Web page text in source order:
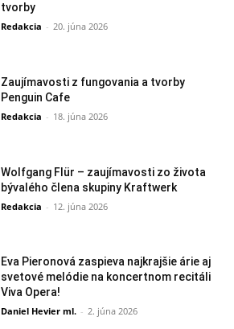
tvorby
Redakcia - 20. júna 2026
Zaujímavosti z fungovania a tvorby
Penguin Cafe
Redakcia - 18. júna 2026
Wolfgang Flür – zaujímavosti zo života
bývalého člena skupiny Kraftwerk
Redakcia - 12. júna 2026
Eva Pieronová zaspieva najkrajšie árie aj
svetové melódie na koncertnom recitáli
Viva Opera!
Daniel Hevier ml. - 2. júna 2026